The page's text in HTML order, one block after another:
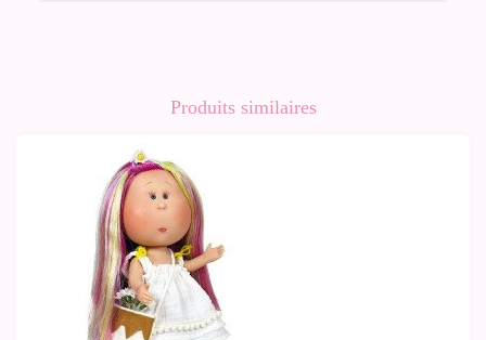
Produits similaires